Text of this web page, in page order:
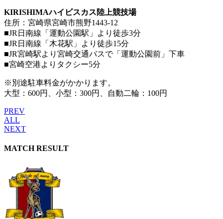
KIRISHIMAハイビスカス陸上競技場
住所：宮崎県宮崎市熊野1443-12
■JR日南線「運動公園駅」より徒歩3分
■JR日南線「木花駅」より徒歩15分
■JR宮崎駅より宮崎交通バスで「運動公園前」下車
■宮崎空港よりタクシー5分
※別途駐車料金がかかります。
大型：600円、小型：300円、自動二輪：100円
PREV
ALL
NEXT
MATCH RESULT